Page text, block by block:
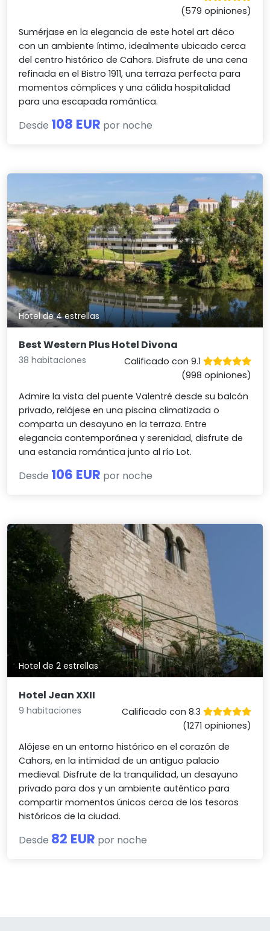
(579 opiniones)
Sumérjase en la elegancia de este hotel art déco
con un ambiente íntimo, idealmente ubicado cerca
del centro histórico de Cahors. Disfrute de una cena
refinada en el Bistro 1911, una terraza perfecta para
momentos cómplices y una cálida hospitalidad
para una escapada romántica.
Desde 108 EUR por noche
Hotel de 4 estrellas
Best Western Plus Hotel Divona
38 habitaciones
Calificado con 9.1
(998 opiniones)
Admire la vista del puente Valentré desde su balcón
privado, relájese en una piscina climatizada o
comparta un desayuno en la terraza. Entre
elegancia contemporánea y serenidad, disfrute de
una estancia romántica junto al río Lot.
Desde 106 EUR por noche
Hotel de 2 estrellas
Hotel Jean XXII
9 habitaciones
Calificado con 8.3
(1271 opiniones)
Alójese en un entorno histórico en el corazón de
Cahors, en la intimidad de un antiguo palacio
medieval. Disfrute de la tranquilidad, un desayuno
privado para dos y un ambiente auténtico para
compartir momentos únicos cerca de los tesoros
históricos de la ciudad.
Desde 82 EUR por noche